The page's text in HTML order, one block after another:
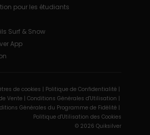
pour les étudiants
Surf & Snow
App
de cookies | Politique de Confidentialité |
Vente | Conditions Générales d'Utilisation |
Générales du Programme de Fidélité |
Politique d'Utilisation des Cookies
© 2026 Quiksilver